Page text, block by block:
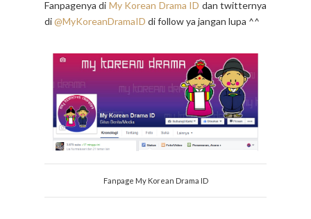
Fanpagenya di My Korean Drama ID dan twitternya
di@MyKoreanDramaID di follow ya jangan lupa ^^
Fanpage My Korean Drama ID